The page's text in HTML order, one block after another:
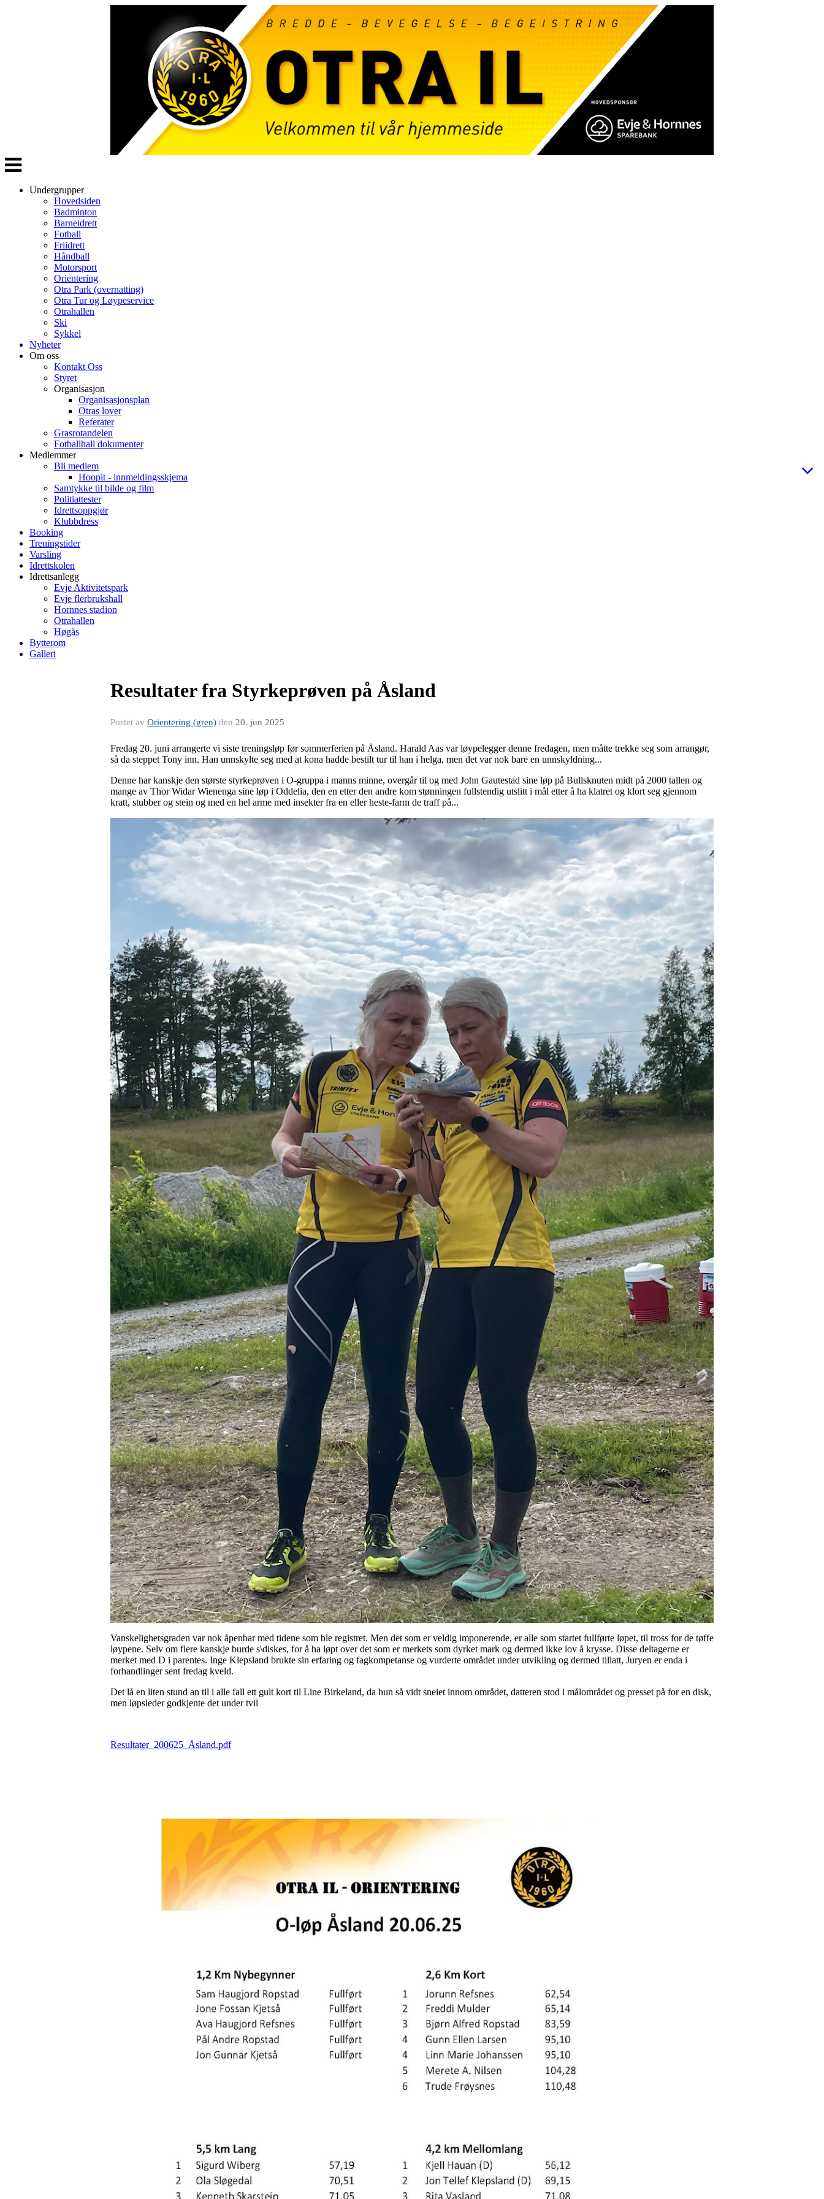
Veksle
navigasjon
Undergrupper
Hovedsiden
Badminton
Barneidrett
Fotball
Friidrett
Håndball
Motorsport
Orientering
Otra Park (overnatting)
Otra Tur og Løypeservice
Otrahallen
Ski
Sykkel
Nyheter
Om oss
Kontakt Oss
Styret
Organisasjon
Organisasjonsplan
Otras lover
Referater
Grasrotandelen
Fotballhall dokumenter
Medlemmer
Bli medlem
Hoopit - innmeldingsskjema
Samtykke til bilde og film
Politiattester
Idrettsoppgjør
Klubbdress
Booking
Treningstider
Varsling
Idrettskolen
Idrettsanlegg
Evje Aktivitetspark
Evje flerbrukshall
Hornnes stadion
Otrahallen
Høgås
Bytterom
Galleri
Resultater fra Styrkeprøven på Åsland
Postet av Orientering (gren) den 20. jun 2025
Fredag 20. juni arrangerte vi siste treningsløp før sommerferien på Åsland. Harald Aas var løypelegger denne fredagen, men måtte trekke seg som arrangør,
så da steppet Tony inn. Han unnskylte seg med at kona hadde bestilt tur til han i helga, men det var nok bare en unnskyldning...
Denne har kanskje den største styrkeprøven i O-gruppa i manns minne, overgår til og med John Gautestad sine løp på Bullsknuten midt på 2000 tallen og
mange av Thor Widar Wienenga sine løp i Oddelia, den en etter den andre kom stønningen fullstendig utslitt i mål etter å ha klatret og klort seg gjennom
kratt, stubber og stein og med en hel arme med insekter fra en eller heste-farm de traff på...
Vanskelighetsgraden var nok åpenbar med tidene som ble registret. Men det som er veldig imponerende, er alle som startet fullførte løpet, til tross for de tøffe
løypene. Selv om flere kanskje burde s\diskes, for å ha løpt over det som er merkets som dyrket mark og dermed ikke lov å krysse. Disse deltagerne er
merket med D i parentes. Inge Klepsland brukte sin erfaring og fagkompetanse og vurderte området under utvikling og dermed tillatt, Juryen er enda i
forhandlinger sent fredag kveld.
Det lå en liten stund an til i alle fall ett gult kort til Line Birkeland, da hun så vidt sneiet innom området, datteren stod i målområdet og presset på for en disk,
men løpsleder godkjente det under tvil
Resultater_200625_Åsland.pdf